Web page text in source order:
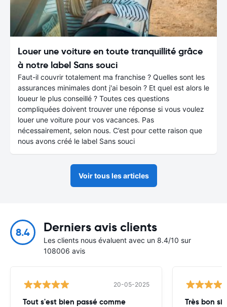
Louer une voiture en toute tranquillité grâce
à notre label Sans souci
Faut-il couvrir totalement ma franchise ? Quelles sont les
assurances minimales dont j'ai besoin ? Et quel est alors le
loueur le plus conseillé ? Toutes ces questions
compliquées doivent trouver une réponse si vous voulez
louer une voiture pour vos vacances. Pas
nécessairement, selon nous. C’est pour cette raison que
nous avons créé le label Sans souci
Voir tous les articles
8.4 Derniers avis clients
Les clients nous évaluent avec un 8.4/10 sur
108006 avis
20-05-2025
Tout s'est bien passé comme Très bon